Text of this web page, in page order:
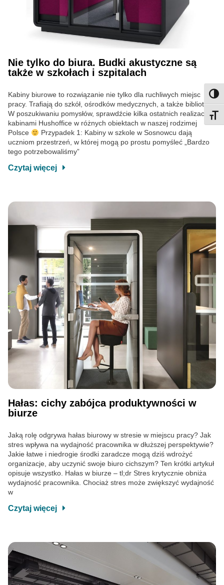
Nie tylko do biura. Budki akustyczne są
także w szkołach i szpitalach
Kabiny biurowe to rozwiązanie nie tylko dla ruchliwych miejsc
pracy. Trafiają do szkół, ośrodków medycznych, a także bibliotek.
W poszukiwaniu pomysłów, sprawdźcie kilka ostatnich realizacji z
kabinami Hushoffice w różnych obiektach w naszej rodzimej
Polsce
Przypadek 1: Kabiny w szkole w Sosnowcu dają
uczniom przestrzeń, w której mogą po prostu pomyśleć „Bardzo
tego potrzebowaliśmy”
Czytaj więcej
Hałas: cichy zabójca produktywności w
biurze
Jaką rolę odgrywa hałas biurowy w stresie w miejscu pracy? Jak
stres wpływa na wydajność pracownika w dłuższej perspektywie?
Jakie łatwe i niedrogie środki zaradcze mogą dziś wdrożyć
organizacje, aby uczynić swoje biuro cichszym? Ten krótki artykuł
opisuje wszystko. Hałas w biurze – tl;dr Stres krytycznie obniża
wydajność pracownika. Chociaż stres może zwiększyć wydajność
w
Czytaj więcej